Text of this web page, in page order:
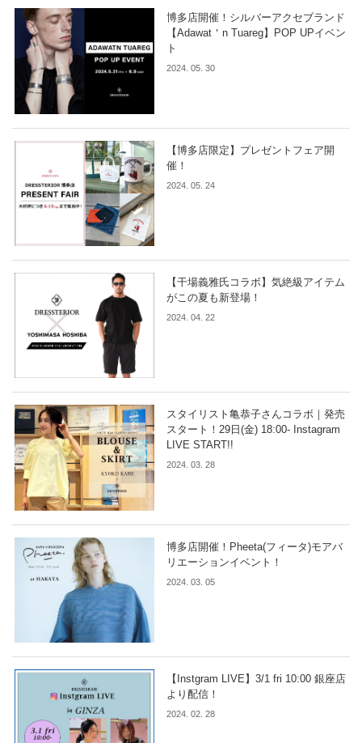
博多店開催！シルバーアクセブランド
【Adawat＇n Tuareg】POP UPイベン
ト
2024. 05. 30
【博多店限定】プレゼントフェア開
催！
2024. 05. 24
【干場義雅氏コラボ】気絶級アイテム
がこの夏も新登場！
2024. 04. 22
スタイリスト亀恭子さんコラボ｜発売
スタート！29日(金) 18:00- Instagram
LIVE START!!
2024. 03. 28
博多店開催！Pheeta(フィータ)モアバ
リエーションイベント！
2024. 03. 05
【Instgram LIVE】3/1 fri 10:00 銀座店
より配信！
2024. 02. 28